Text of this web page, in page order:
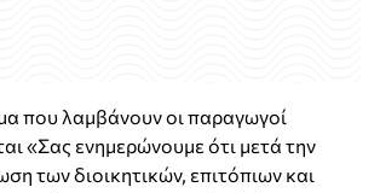
που λαμβάνουν οι παραγωγοί
«Σας ενημερώνουμε ότι μετά την
των διοικητικών, επιτόπιων και